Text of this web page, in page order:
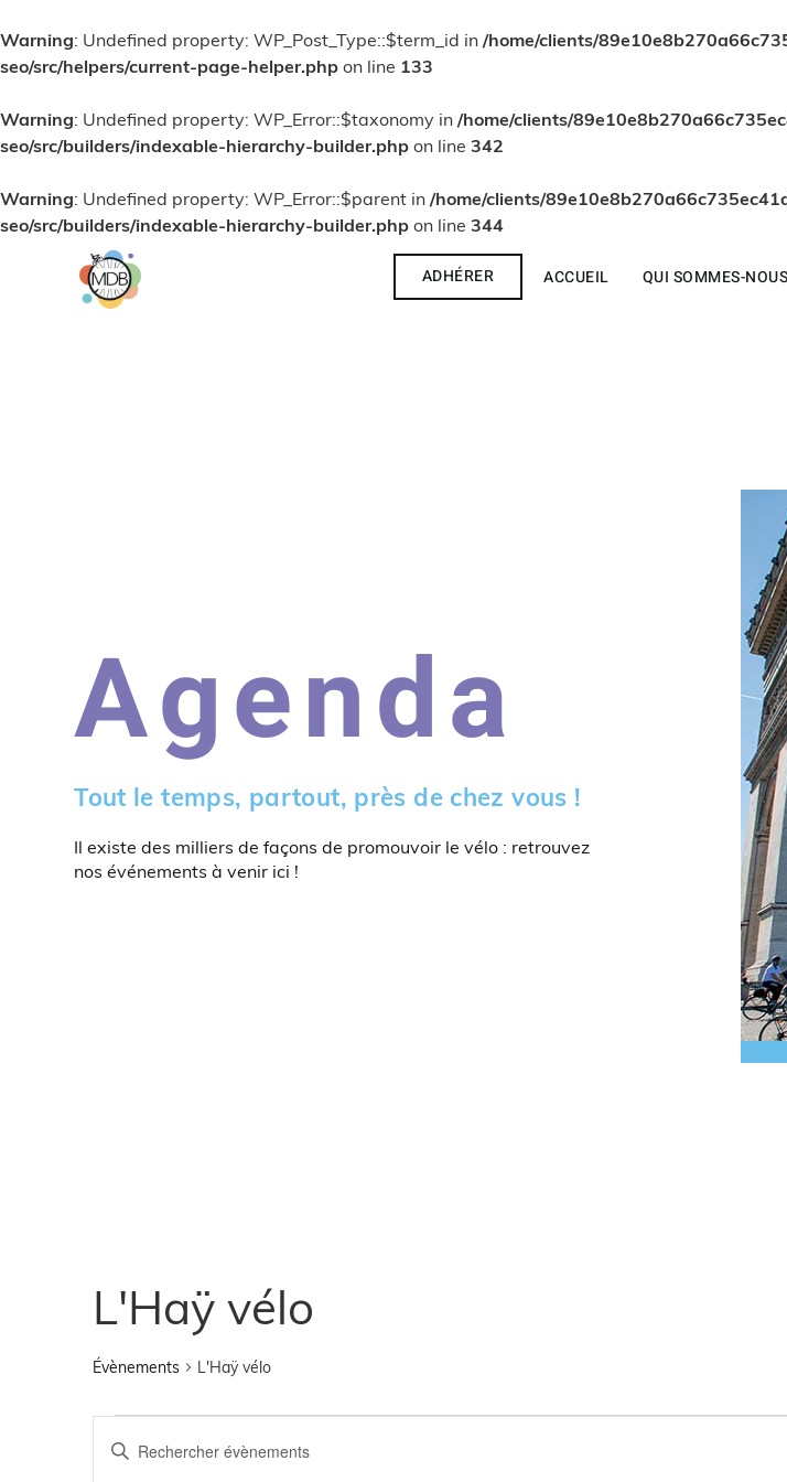
Warning: Undefined property: WP_Post_Type::$term_id in /home/clients/
seo/src/helpers/current-page-helper.php on line 133
Warning: Undefined property: WP_Error::$taxonomy in /home/clients/
seo/src/builders/indexable-hierarchy-builder.php on line 342
Warning: Undefined property: WP_Error::$parent in /home/clients/
seo/src/builders/indexable-hierarchy-builder.php on line 344
ADHÉRER ACCUEIL QUI SOMMES-
Agenda
Tout le temps, partout, près de chez vous !
Il existe des milliers de façons de promouvoir le vélo : retrouvez
nos événements à venir ici !
L'Haÿ vélo
Évènements L'Haÿ vélo
Recherche
Saisir
mot-